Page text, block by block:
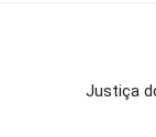
Justiça